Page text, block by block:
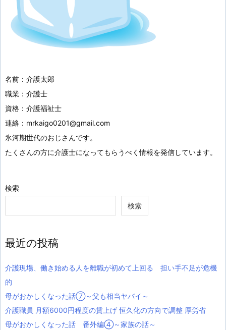
名前：介護太郎
職業：介護士
資格：介護福祉士
連絡：mrkaigo0201@gmail.com
氷河期世代のおじさんです。
たくさんの方に介護士になってもらうべく情報を発信しています。
検索
検索
最近の投稿
介護現場、働き始める人を離職が初めて上回る 担い手不足が危機
的
母がおかしくなった話⑦～父も相当ヤバイ～
介護職員 月額6000円程度の賃上げ 恒久化の方向で調整 厚労省
母がおかしくなった話 番外編④～家族の話～